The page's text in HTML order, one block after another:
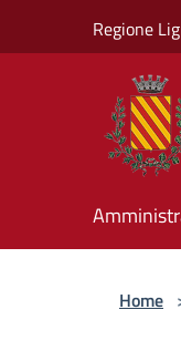
Regione
Home